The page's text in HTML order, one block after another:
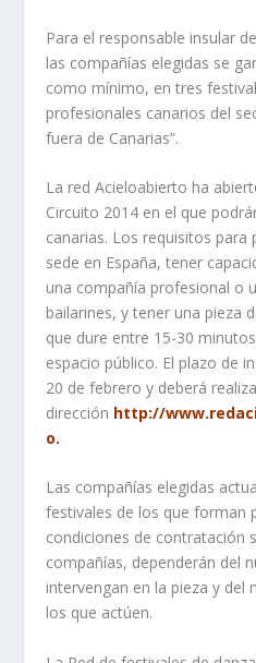
Para el responsable insular
las compañías elegidas se
como mínimo, en tres
profesionales canarios del
fuera de Canarias”.
La red Acieloabierto ha
Circuito 2014 en el que
canarias. Los requisitos
sede en España, tener
una compañía profesional o
bailarines, y tener una pieza
que dure entre 15-30
espacio público. El plazo de
20 de febrero y deberá
dirección http://
o.
Las compañías elegidas
festivales de los que forman
condiciones de contratación
compañías, dependerán del
intervengan en la pieza y del
los que actúen.